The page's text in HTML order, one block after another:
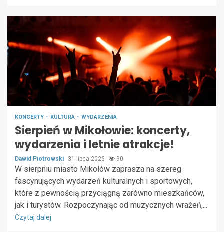
KONCERTY KULTURA WYDARZENIA
Sierpień w Mikołowie: koncerty,
wydarzenia i letnie atrakcje!
Dawid Piotrowski 31 lipca 2026 90
W sierpniu miasto Mikołów zaprasza na szereg
fascynujących wydarzeń kulturalnych i sportowych,
które z pewnością przyciągną zarówno mieszkańców,
jak i turystów. Rozpoczynając od muzycznych wrażeń,...
Czytaj dalej